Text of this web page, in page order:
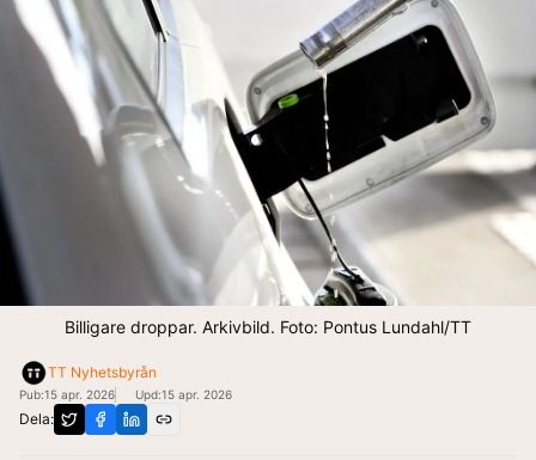
Billigare droppar. Arkivbild. Foto: Pontus Lundahl/TT
TT Nyhetsbyrån
Pub:15 apr. 2026 Upd:15 apr. 2026
Dela: